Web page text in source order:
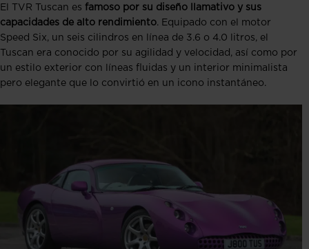
El TVR Tuscan es famoso por su diseño llamativo y sus
capacidades de alto rendimiento. Equipado con el motor
Speed Six, un seis cilindros en línea de 3.6 o 4.0 litros, el
Tuscan era conocido por su agilidad y velocidad, así como por
un estilo exterior con líneas fluidas y un interior minimalista
pero elegante que lo convirtió en un icono instantáneo​​.